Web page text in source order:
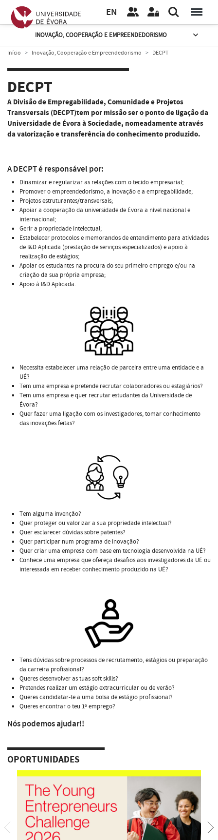
EN
INOVAÇÃO, COOPERAÇÃO E EMPREENDEDORISMO
Início Inovação, Cooperação e Empreendedorismo DECPT
DECPT
A Divisão de Empregabilidade, Comunidade e Projetos
Transversais (DECPT)tem por missão ser o ponto de ligação da
Universidade de Évora à Sociedade, nomeadamente através
da valorização e transferência do conhecimento produzido.
A DECPT é responsável por:
Dinamizar e regularizar as relações com o tecido empresarial;
Promover o empreendedorismo, a inovação e a empregabilidade;
Projetos estruturantes/transversais;
Apoiar a cooperação da universidade de Évora a nível nacional e
internacional;
Gerir a propriedade intelectual;
Estabelecer protocolos e memorandos de entendimento para atividades
de I&D Aplicada (prestação de serviços especializados) e apoio à
realização de estágios;
Apoiar os estudantes na procura do seu primeiro emprego e/ou na
criação da sua própria empresa;
Apoio à I&D Aplicada.
Necessita estabelecer uma relação de parceira entre uma entidade e a
UÉ?
Tem uma empresa e pretende recrutar colaboradores ou estagiários?
Tem uma empresa e quer recrutar estudantes da Universidade de
Évora?
Quer fazer uma ligação com os investigadores, tomar conhecimento
das inovações feitas?
Tem alguma invenção?
Quer proteger ou valorizar a sua propriedade intelectual?
Quer esclarecer dúvidas sobre patentes?
Quer participar num programa de inovação?
Quer criar uma empresa com base em tecnologia desenvolvida na UÉ?
Conhece uma empresa que ofereça desafios aos investigadores da UÉ ou
interessada em receber conhecimento produzido na UÉ?
Tens dúvidas sobre processos de recrutamento, estágios ou preparação
da carreira profissional?
Queres desenvolver as tuas soft skills?
Pretendes realizar um estágio extracurricular ou de verão?
Queres candidatar-te a uma bolsa de estágio profissional?
Queres encontrar o teu 1º emprego?
Nós podemos ajudar!!
OPORTUNIDADES